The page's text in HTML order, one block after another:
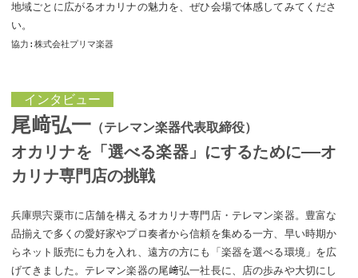
地域ごとに広がるオカリナの魅力を、ぜひ会場で体感してみてくださ
い。
協力:株式会社プリマ楽器
インタビュー
尾﨑弘一（テレマン楽器代表取締役）
オカリナを「選べる楽器」にするために——オ
カリナ専門店の挑戦
兵庫県宍粟市に店舗を構えるオカリナ専門店・テレマン楽器。豊富な
品揃えで多くの愛好家やプロ奏者から信頼を集める一方、早い時期か
らネット販売にも力を入れ、遠方の方にも「楽器を選べる環境」を広
げてきました。テレマン楽器の尾﨑弘一社長に、店の歩みや大切にし